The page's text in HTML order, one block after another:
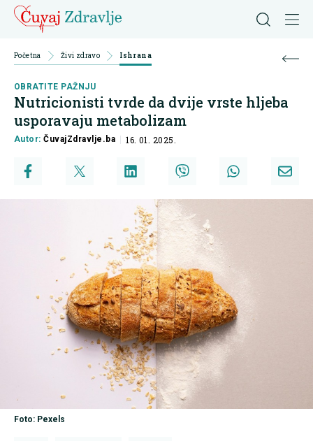
Početna Živi zdravo Ishrana
OBRATITE PAŽNJU
Nutricionisti tvrde da dvije vrste hljeba
usporavaju metabolizam
Autor:ČuvajZdravlje.ba 16. 01. 2025.
Foto: Pexels